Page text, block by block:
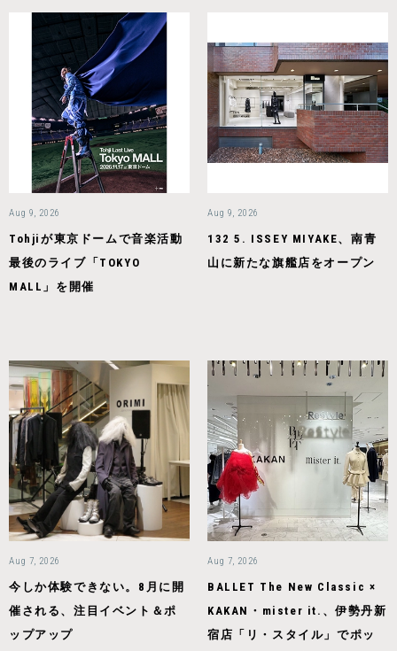
Aug 9, 2026
Tohjiが東京ドームで音楽活動
最後のライブ「TOKYO
MALL」を開催
Aug 9, 2026
132 5. ISSEY MIYAKE、南青
山に新たな旗艦店をオープン
Aug 7, 2026
今しか体験できない。8月に開
催される、注目イベント＆ポ
ップアップ
Aug 7, 2026
BALLET The New Classic ×
KAKAN・mister it.、伊勢丹新
宿店「リ・スタイル」でポッ